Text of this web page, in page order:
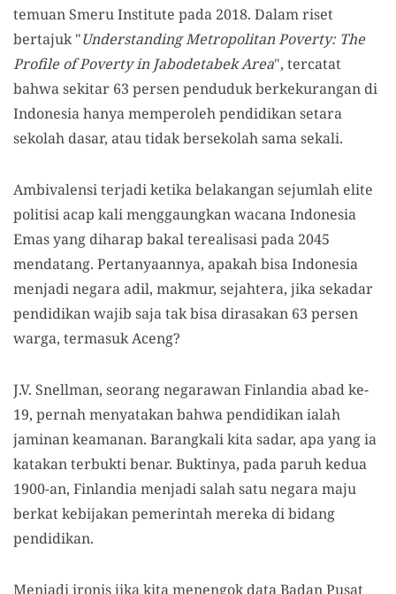
temuan Smeru Institute pada 2018. Dalam riset
bertajuk "Understanding Metropolitan Poverty: The
Profile of Poverty in Jabodetabek Area", tercatat
bahwa sekitar 63 persen penduduk berkekurangan di
Indonesia hanya memperoleh pendidikan setara
sekolah dasar, atau tidak bersekolah sama sekali.
Ambivalensi terjadi ketika belakangan sejumlah elite
politisi acap kali menggaungkan wacana Indonesia
Emas yang diharap bakal terealisasi pada 2045
mendatang. Pertanyaannya, apakah bisa Indonesia
menjadi negara adil, makmur, sejahtera, jika sekadar
pendidikan wajib saja tak bisa dirasakan 63 persen
warga, termasuk Aceng?
J.V. Snellman, seorang negarawan Finlandia abad ke-
19, pernah menyatakan bahwa pendidikan ialah
jaminan keamanan. Barangkali kita sadar, apa yang ia
katakan terbukti benar. Buktinya, pada paruh kedua
1900-an, Finlandia menjadi salah satu negara maju
berkat kebijakan pemerintah mereka di bidang
pendidikan.
Menjadi ironis jika kita menengok data Badan Pusat